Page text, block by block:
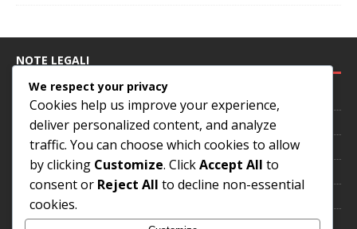
NOTE LEGALI
Preferenze sui cookie
Informativa sulla privacy
Accordo con l’utente
Contattaci
We respect your privacy
Cookies help us improve your experience,
deliver personalized content, and analyze
traffic. You can choose which cookies to allow
by clicking Customize. ClickAccept All to
consent or Reject All to decline non-essential
cookies.